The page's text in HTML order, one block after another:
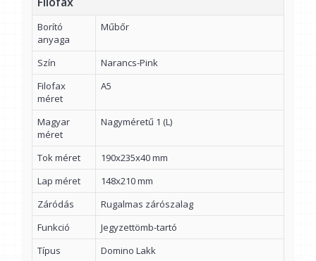
Borító
anyaga
Műbőr
Szín
Narancs-Pink
Filofax
méret
A5
Magyar
méret
Nagyméretű 1 (L)
Tok méret
190x235x40 mm
Lap méret
148x210 mm
Záródás
Rugalmas zárószalag
Funkció
Jegyzettömb-tartó
Típus
Domino Lakk